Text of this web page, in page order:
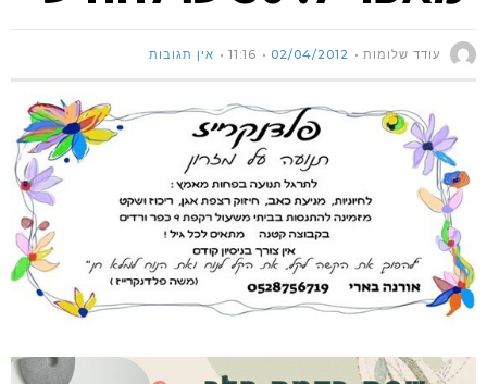
עודד שלומות 02/04/2012
11:16 אין תגובות